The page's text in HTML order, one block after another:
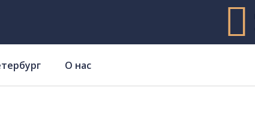
О нас